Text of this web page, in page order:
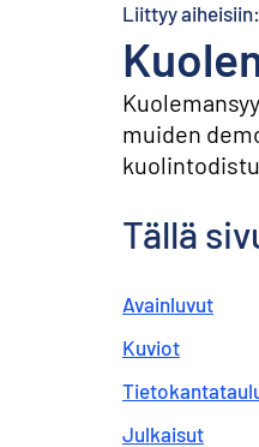
Liittyy aiheisiin:
muiden
Tällä
Avainluvut
Kuviot
Julkaisut